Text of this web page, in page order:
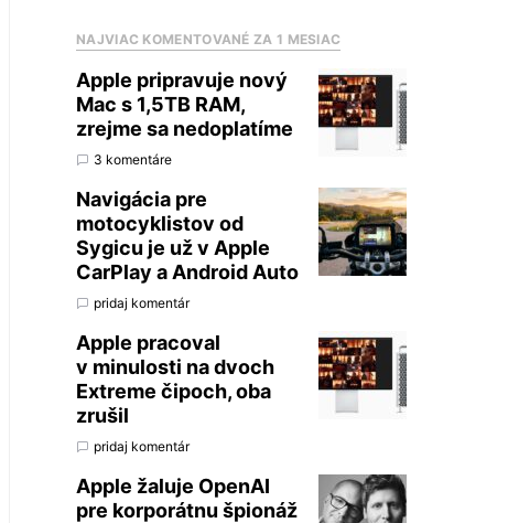
NAJVIAC KOMENTOVANÉ ZA 1 MESIAC
Apple pripravuje nový
Mac s 1,5TB RAM,
zrejme sa nedoplatíme
3 komentáre
Navigácia pre
motocyklistov od
Sygicu je už v Apple
CarPlay a Android Auto
pridaj komentár
Apple pracoval
v minulosti na dvoch
Extreme čipoch, oba
zrušil
pridaj komentár
Apple žaluje OpenAI
pre korporátnu špionáž